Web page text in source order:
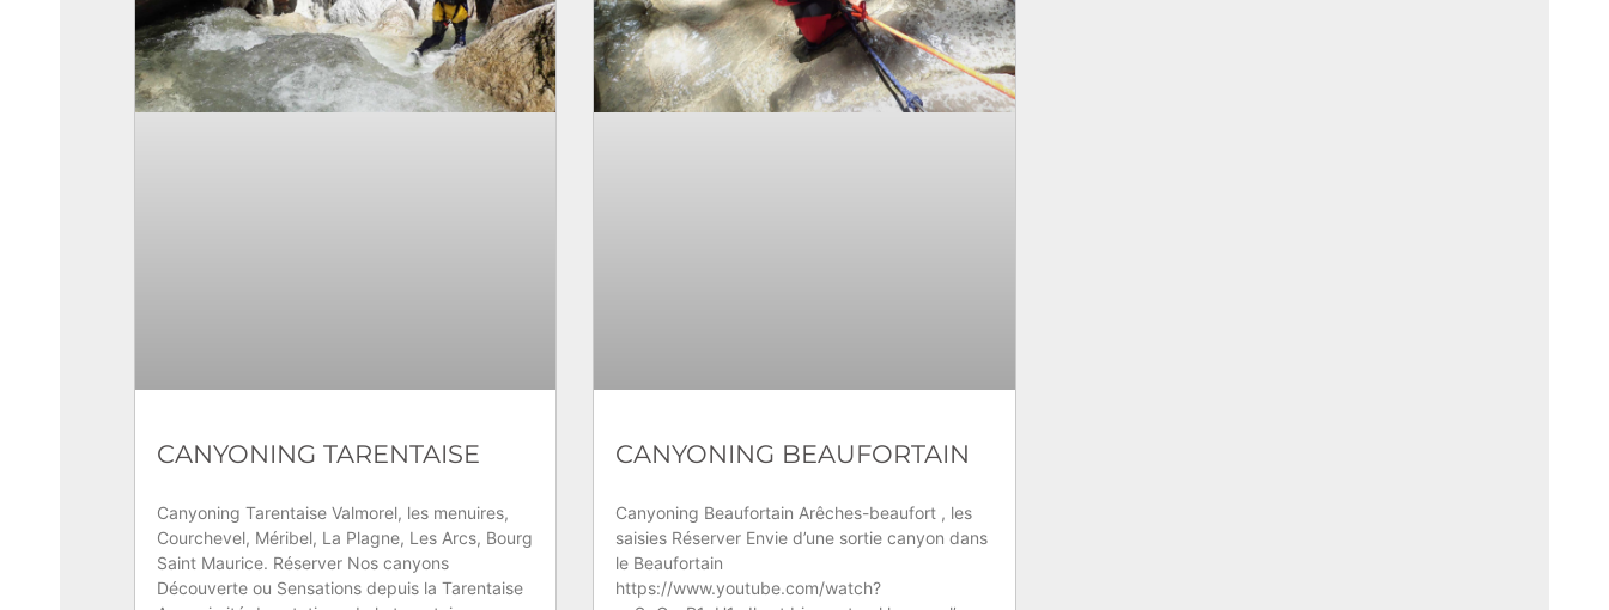
CANYONING TARENTAISE
Canyoning Tarentaise Valmorel, les menuires,
Courchevel, Méribel, La Plagne, Les Arcs, Bourg
Saint Maurice. Réserver Nos canyons
Découverte ou Sensations depuis la Tarentaise
CANYONING BEAUFORTAIN
Canyoning Beaufortain Arêches-beaufort , les
saisies Réserver Envie d’une sortie canyon dans
le Beaufortain
https://www.youtube.com/watch?